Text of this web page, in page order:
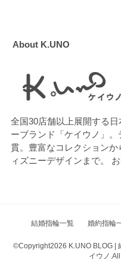
About K.UNO
全国30店舗以上展開する
ーブランド「ケイウノ」
貫。豊富なコレクション
ィズニーデザインまで。
結婚指輪一覧 婚約指輪
©Copyright2026 K.UNO BLOG |
イウノ